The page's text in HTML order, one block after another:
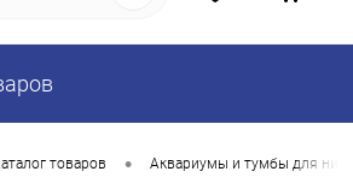
товаров • Аквариумы и тумбы для них